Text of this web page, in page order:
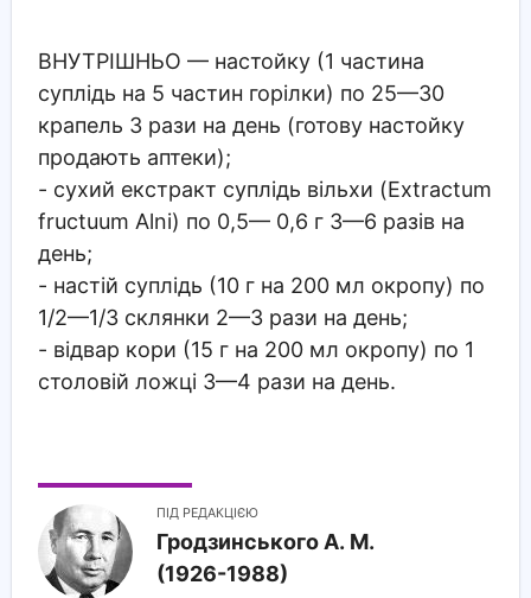
ВНУТРІШНЬО — настойку (1 частина
суплідь на 5 частин горілки) по 25—30
крапель 3 рази на день (готову настойку
продають аптеки);
- сухий екстракт суплідь вільхи (Extractum
fructuum Alni) по 0,5— 0,6 г 3—6 разів на
день;
- настій суплідь (10 г на 200 мл окропу) по
1/2—1/3 склянки 2—3 рази на день;
- відвар кори (15 г на 200 мл окропу) по 1
столовій ложці 3—4 рази на день.
ПІД РЕДАКЦІЄЮ
Гродзинського A. M.
(1926-1988)